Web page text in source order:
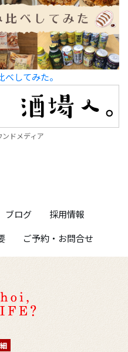
してみた。
ドメディア
ブログ
採用情報
ご予約・お問合せ